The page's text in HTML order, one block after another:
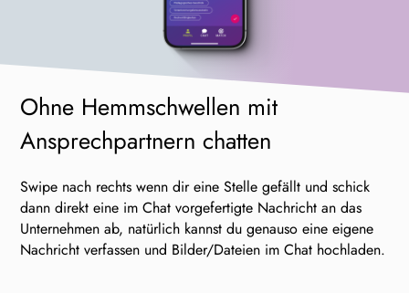
Ohne Hemmschwellen mit
Ansprechpartnernchatten
Swipe nach rechts wenn dir eine Stelle gefällt und schick
dann direkt eine im Chatvorgefertigte Nachricht an das
Unternehmen ab, natürlich kannst du genauso eine eigene
Nachricht verfassen und Bilder/Dateien im Chat hochladen.